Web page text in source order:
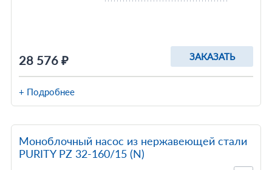
28 576 ₽ ЗАКАЗАТЬ
+ Подробнее
Моноблочный насос из нержавеющей стали
PURITY PZ 32-160/15 (N)